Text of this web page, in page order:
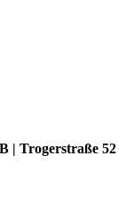
| Trogerstraße 52